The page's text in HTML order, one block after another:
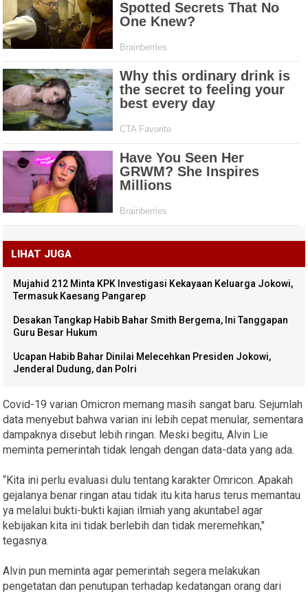
LIHAT JUGA
Mujahid 212 Minta KPK Investigasi Kekayaan Keluarga Jokowi,
Termasuk Kaesang Pangarep
Desakan Tangkap Habib Bahar Smith Bergema, Ini Tanggapan
Guru Besar Hukum
Ucapan Habib Bahar Dinilai Melecehkan Presiden Jokowi,
Jenderal Dudung, dan Polri
Covid-19 varian Omicron memang masih sangat baru. Sejumlah
data menyebut bahwa varian ini lebih cepat menular, sementara
dampaknya disebut lebih ringan. Meski begitu, Alvin Lie
meminta pemerintah tidak lengah dengan data-data yang ada.
“Kita ini perlu evaluasi dulu tentang karakter Omricon. Apakah
gejalanya benar ringan atau tidak itu kita harus terus memantau
ya melalui bukti-bukti kajian ilmiah yang akuntabel agar
kebijakan kita ini tidak berlebih dan tidak meremehkan,"
tegasnya.
Alvin pun meminta agar pemerintah segera melakukan
pengetatan dan penutupan terhadap kedatangan orang dari